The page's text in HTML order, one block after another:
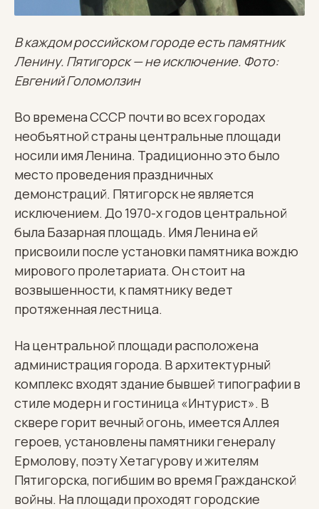
В каждом российском городе есть памятник
Ленину. Пятигорск — не исключение. Фото:
Евгений Голомолзин
Во времена СССР почти во всех городах
необъятной страны центральные площади
носили имя Ленина. Традиционно это было
место проведения праздничных
демонстраций. Пятигорск не является
исключением. До 1970-х годов центральной
была Базарная площадь. Имя Ленина ей
присвоили после установки памятника вождю
мирового пролетариата. Он стоит на
возвышенности, к памятнику ведет
протяженная лестница.
На центральной площади расположена
администрация города. В архитектурный
комплекс входят здание бывшей типографии в
стиле модерн и гостиница «Интурист». В
сквере горит вечный огонь, имеется Аллея
героев, установлены памятники генералу
Ермолову, поэту Хетагурову и жителям
Пятигорска, погибшим во время Гражданской
войны. На площади проходят городские